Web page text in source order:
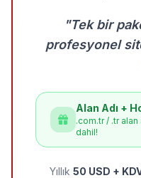
"Tek bir
profesyonel
Alan Adı +
.com.tr / .tr alan
dahil!
Yıllık 50 USD +